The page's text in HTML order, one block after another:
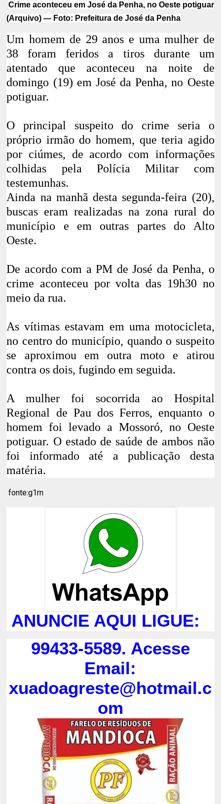
Crime aconteceu em José da Penha, no Oeste potiguar
(Arquivo) — Foto: Prefeitura de José da Penha
Um homem de 29 anos e uma mulher de
38 foram feridos a tiros durante um
atentado que aconteceu na noite de
domingo (19) em José da Penha, no Oeste
potiguar.
O principal suspeito do crime seria o
próprio irmão do homem, que teria agido
por ciúmes, de acordo com informações
colhidas pela Polícia Militar com
testemunhas.
Ainda na manhã desta segunda-feira (20),
buscas eram realizadas na zona rural do
município e em outras partes do Alto
Oeste.
De acordo com a PM de José da Penha, o
crime aconteceu por volta das 19h30 no
meio da rua.
As vítimas estavam em uma motocicleta,
no centro do município, quando o suspeito
se aproximou em outra moto e atirou
contra os dois, fugindo em seguida.
A mulher foi socorrida ao Hospital
Regional de Pau dos Ferros, enquanto o
homem foi levado a Mossoró, no Oeste
potiguar. O estado de saúde de ambos não
foi informado até a publicação desta
matéria.
fonte:g1rn
ANUNCIE AQUI LIGUE:
99433-5589. Acesse
Email:
xuadoagreste@hotmail.c
om